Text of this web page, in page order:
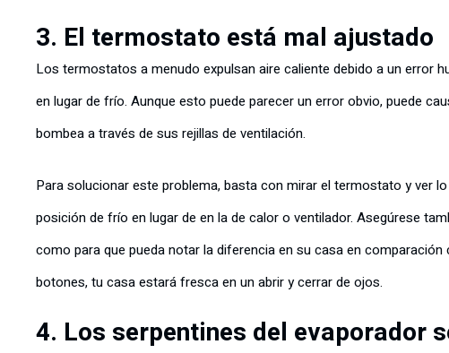
3. El termostato está mal ajustado
Los termostatos a menudo expulsan aire caliente debido a un error
en lugar de frío. Aunque esto puede parecer un error obvio, puede
bombea a través de sus rejillas de ventilación.
Para solucionar este problema, basta con mirar el termostato y ver
posición de frío en lugar de en la de calor o ventilador. Asegúrese
como para que pueda notar la diferencia en su casa en
botones, tu casa estará fresca en un abrir y cerrar de ojos.
4. Los serpentines del evaporador